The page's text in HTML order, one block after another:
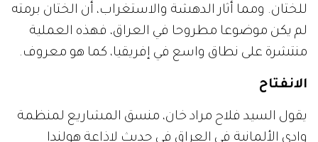
للختان. ومما أثار الدهشة والاستغراب، أن الختان برمته
لم يكن موضوعا مطروحا في العراق، فهذه العملية
منتشرة على نطاق واسع في إفريقيا، كما هو معروف.
الانفتاح
يقول السيد فلاح مراد خان، منسق المشاريع لمنظمة
وادي الألمانية في العراق في حديث لإذاعة هولندا